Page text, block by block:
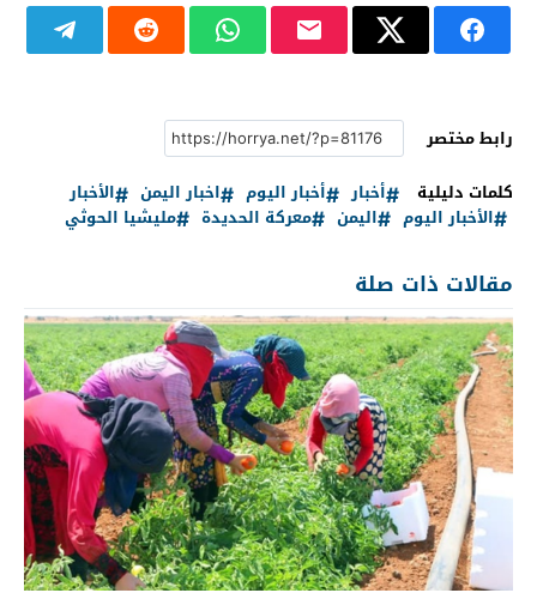
رابط مختصر
كلمات دليلية
أخبار أخبار اليوم اخبار اليمن
الأخبار
الأخبار اليوم
اليمن معركة الحديدة مليشيا الحوثي
مقالات ذات صلة